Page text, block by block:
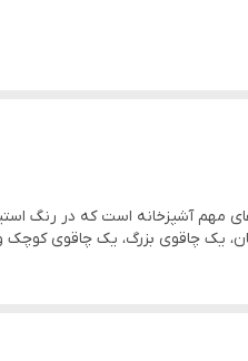
یک چاقوی بزرگ، یک چاقوی کوچک